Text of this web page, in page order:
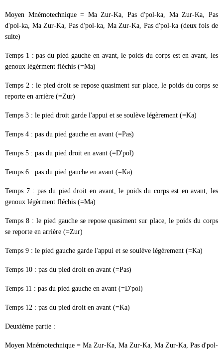
Moyen Mnémotechnique = Ma Zur-Ka, Pas d'pol-ka, Ma Zur-Ka, Pas
d'pol-ka, Ma Zur-Ka, Pas d'pol-ka, Ma Zur-Ka, Pas d'pol-ka (deux fois de
suite)
Temps 1 : pas du pied gauche en avant, le poids du corps est en avant, les
genoux légèrment fléchis (=Ma)
Temps 2 : le pied droit se repose quasiment sur place, le poids du corps se
reporte en arrière (=Zur)
Temps 3 : le pied droit garde l'appui et se soulève légèrement (=Ka)
Temps 4 : pas du pied gauche en avant (=Pas)
Temps 5 : pas du pied droit en avant (=D'pol)
Temps 6 : pas du pied gauche en avant (=Ka)
Temps 7 : pas du pied droit en avant, le poids du corps est en avant, les
genoux légèrment fléchis (=Ma)
Temps 8 : le pied gauche se repose quasiment sur place, le poids du corps
se reporte en arrière (=Zur)
Temps 9 : le pied gauche garde l'appui et se soulève légèrement (=Ka)
Temps 10 : pas du pied droit en avant (=Pas)
Temps 11 : pas du pied gauche en avant (=D'pol)
Temps 12 : pas du pied droit en avant (=Ka)
Deuxième partie :
Moyen Mnémotechnique = Ma Zur-Ka, Ma Zur-Ka, Ma Zur-Ka , Pas d'pol-